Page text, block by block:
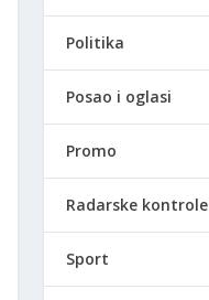
Politika
Posao i oglasi
Promo
Radarske kontrole
Sport